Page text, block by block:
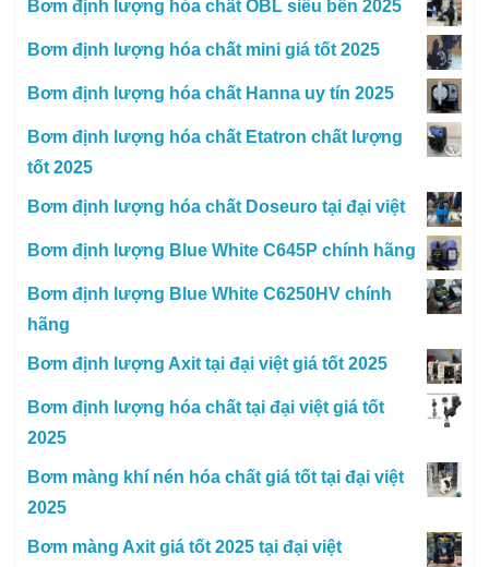
Bơm định lượng hóa chất OBL siêu bền 2025
Bơm định lượng hóa chất mini giá tốt 2025
Bơm định lượng hóa chất Hanna uy tín 2025
Bơm định lượng hóa chất Etatron chất lượng
tốt 2025
Bơm định lượng hóa chất Doseuro tại đại việt
Bơm định lượng Blue White C645P chính hãng
Bơm định lượng Blue White C6250HV chính
hãng
Bơm định lượng Axit tại đại việt giá tốt 2025
Bơm định lượng hóa chất tại đại việt giá tốt
2025
Bơm màng khí nén hóa chất giá tốt tại đại việt
2025
Bơm màng Axit giá tốt 2025 tại đại việt